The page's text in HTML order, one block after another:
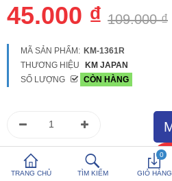
TRANG CHỦ TÌM KIẾM
0
GIỎ HÀNG
45.000 ₫ 109.000 ₫
MÃ SẢN PHẨM: KM-1361R
THƯƠNG HIỆU
KM JAPAN
SỐ LƯỢNG
CÒN HÀNG